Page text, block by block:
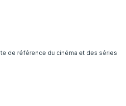
de référence du cinéma et des séries